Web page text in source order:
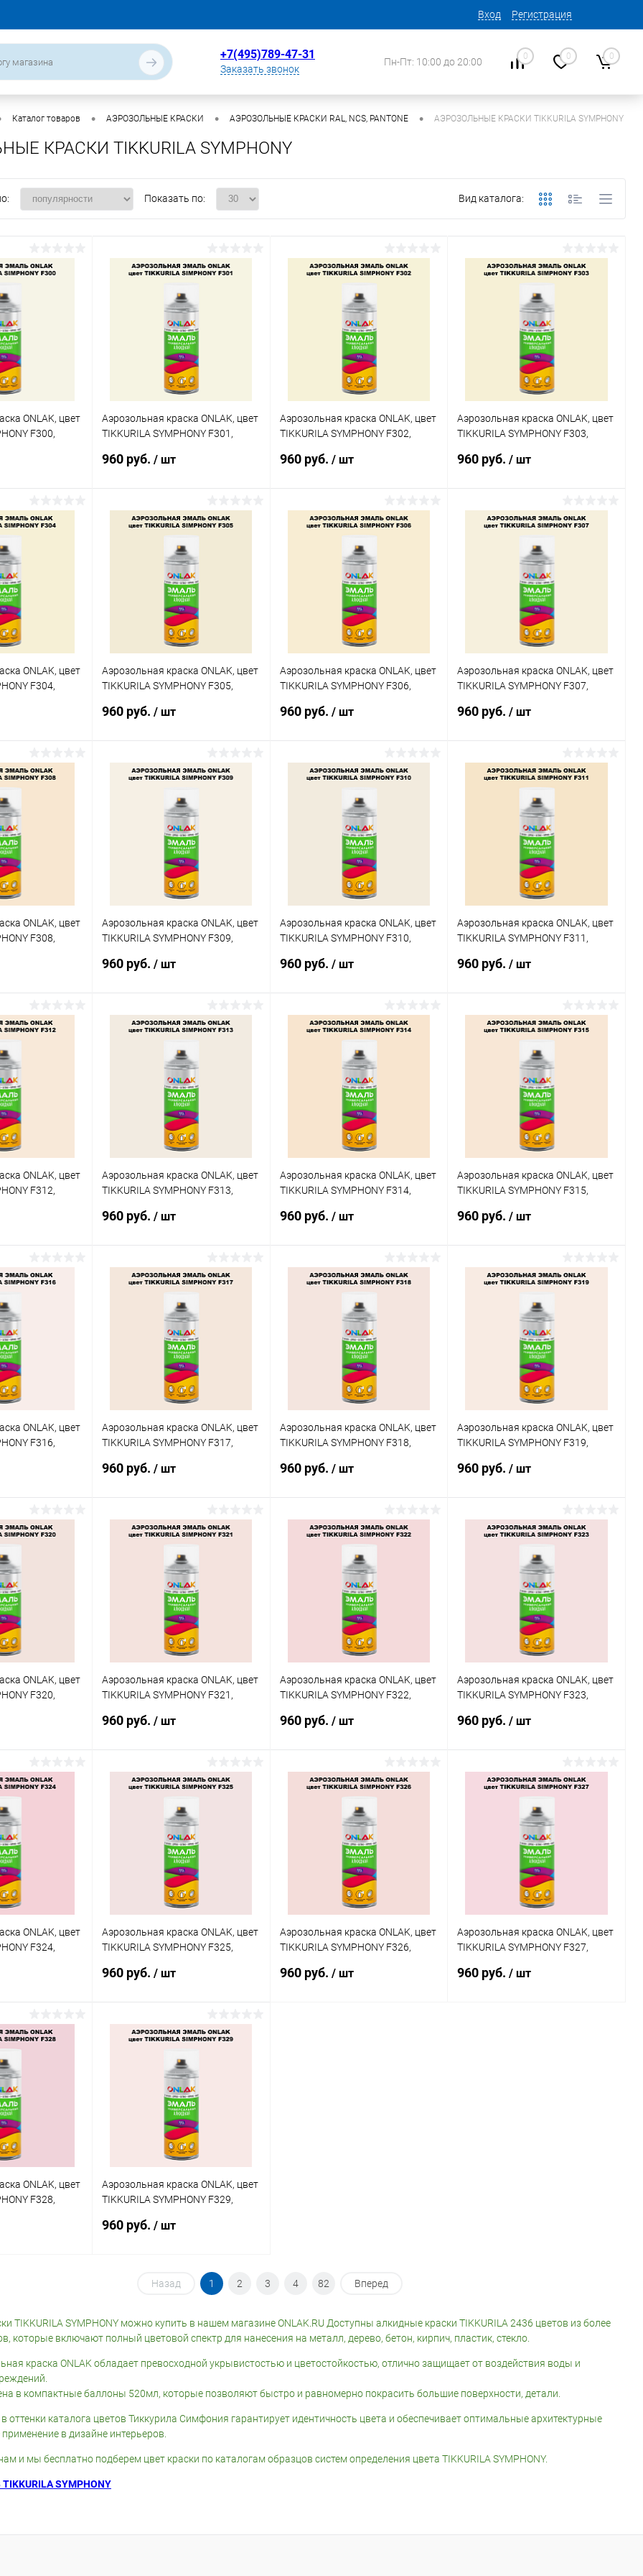
Вход Регистрация
+7(495)789-47-31
Заказать звонок
Пн-Пт: 10:00 до 20:00 0 0 0
Каталог товаров • АЭРОЗОЛЬНЫЕ КРАСКИ • АЭРОЗОЛЬНЫЕ КРАСКИ RAL, NCS, PANTONE • АЭРОЗОЛЬНЫЕ КРАСКИ TIKKURILA SYMPHONY
КРАСКИ TIKKURILA SYMPHONY
Показать по: Вид каталога:
ONLAK, цвет
F300,
Аэрозольная краска ONLAK, цвет
TIKKURILA SYMPHONY F301,
960 руб. / шт
В корзину
Купить в 1 клик
В избранное
Аэрозольная краска ONLAK, цвет
TIKKURILA SYMPHONY F302,
960 руб. / шт
В корзину
Купить в 1 клик
В избранное
Аэрозольная краска ONLAK, цвет
TIKKURILA SYMPHONY F303,
960 руб./ шт
В корзину
Купить в 1 клик
В избранное
ONLAK, цвет
F304,
Аэрозольная краска ONLAK, цвет
TIKKURILA SYMPHONY F305,
960 руб. / шт
В корзину
Купить в 1 клик
В избранное
Аэрозольная краска ONLAK, цвет
TIKKURILA SYMPHONY F306,
960 руб. / шт
В корзину
Купить в 1 клик
В избранное
Аэрозольная краска ONLAK, цвет
TIKKURILA SYMPHONY F307,
960 руб./ шт
В корзину
Купить в 1 клик
В избранное
ONLAK, цвет
F308,
Аэрозольная краска ONLAK, цвет
TIKKURILA SYMPHONY F309,
960 руб. / шт
В корзину
Купить в 1 клик
В избранное
Аэрозольная краска ONLAK, цвет
TIKKURILA SYMPHONY F310,
960 руб. / шт
В корзину
Купить в 1 клик
В избранное
Аэрозольная краска ONLAK, цвет
TIKKURILA SYMPHONY F311,
960 руб./ шт
В корзину
Купить в 1 клик
В избранное
ONLAK, цвет
F312,
Аэрозольная краска ONLAK, цвет
TIKKURILA SYMPHONY F313,
960 руб. / шт
В корзину
Купить в 1 клик
В избранное
Аэрозольная краска ONLAK, цвет
TIKKURILA SYMPHONY F314,
960 руб. / шт
В корзину
Купить в 1 клик
В избранное
Аэрозольная краска ONLAK, цвет
TIKKURILA SYMPHONY F315,
960 руб./ шт
В корзину
Купить в 1 клик
В избранное
ONLAK, цвет
F316,
Аэрозольная краска ONLAK, цвет
TIKKURILA SYMPHONY F317,
960 руб. / шт
В корзину
Купить в 1 клик
В избранное
Аэрозольная краска ONLAK, цвет
TIKKURILA SYMPHONY F318,
960 руб. / шт
В корзину
Купить в 1 клик
В избранное
Аэрозольная краска ONLAK, цвет
TIKKURILA SYMPHONY F319,
960 руб./ шт
В корзину
Купить в 1 клик
В избранное
ONLAK, цвет
F320,
Аэрозольная краска ONLAK, цвет
TIKKURILA SYMPHONY F321,
960 руб. / шт
В корзину
Купить в 1 клик
В избранное
Аэрозольная краска ONLAK, цвет
TIKKURILA SYMPHONY F322,
960 руб. / шт
В корзину
Купить в 1 клик
В избранное
Аэрозольная краска ONLAK, цвет
TIKKURILA SYMPHONY F323,
960 руб./ шт
В корзину
Купить в 1 клик
В избранное
ONLAK, цвет
F324,
Аэрозольная краска ONLAK, цвет
TIKKURILA SYMPHONY F325,
960 руб. / шт
В корзину
Купить в 1 клик
В избранное
Аэрозольная краска ONLAK, цвет
TIKKURILA SYMPHONY F326,
960 руб. / шт
Аэрозольная краска ONLAK, цвет
TIKKURILA SYMPHONY F327,
960 руб./ шт
ONLAK, цвет
F328,
Сравнение
В наличии
Аэрозольная краска ONLAK, цвет
TIKKURILA SYMPHONY F329,
960 руб. / шт
В корзину
Купить в 1 клик Сравнение
В избранное В наличии
Назад 1 2 3 4 82 Вперед
TIKKURILA SYMPHONY можно купить в нашем магазине ONLAK.RU Доступны алкидные краски TIKKURILA 2436 цветов из более
которые включают полный цветовой спектр для нанесения на металл, дерево, бетон, кирпич, пластик, стекло.
краска ONLAK обладает превосходной укрывистостью и цветостойкостью, отлично защищает от воздействия воды и
в компактные баллоны 520мл, которые позволяют быстро и равномерно покрасить большие поверхности, детали.
оттенки каталога цветов Тиккурила Симфония гарантирует идентичность цвета и обеспечивает оптимальные архитектурные
в дизайне интерьеров.
и мы бесплатно подберем цвет краски по каталогам образцов систем определения цвета TIKKURILA SYMPHONY.
SYMPHONY